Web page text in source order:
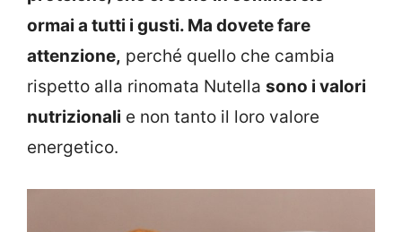
ormai a tutti i gusti. Ma dovete fare
attenzione, perché quello che cambia
rispetto alla rinomata Nutella sono i valori
nutrizionali e non tanto il loro valore
energetico.